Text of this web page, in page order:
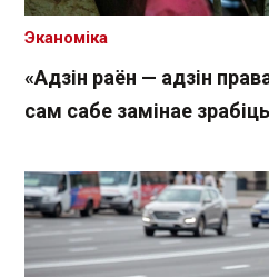
«Адзін раён — адзін
сам сабе замінае
Эканоміка